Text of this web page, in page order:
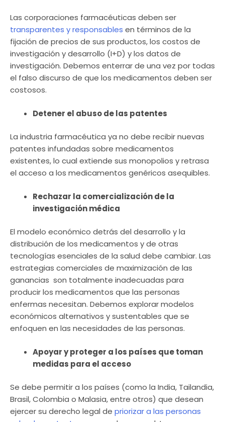
Las corporaciones farmacéuticas deben ser
transparentes y responsables en términos de la
fijación de precios de sus productos, los costos de
investigación y desarrollo (I+D) y los datos de
investigación. Debemos enterrar de una vez por todas
el falso discurso de que los medicamentos deben ser
costosos.
Detener el abuso de las patentes
La industria farmacéutica ya no debe recibir nuevas
patentes infundadas sobre medicamentos
existentes, lo cual extiende sus monopolios y retrasa
el acceso a los medicamentos genéricos asequibles.
Rechazar la comercialización de la
investigación médica
El modelo económico detrás del desarrollo y la
distribución de los medicamentos y de otras
tecnologías esenciales de la salud debe cambiar. Las
estrategias comerciales de maximización de las
ganancias son totalmente inadecuadas para
producir los medicamentos que las personas
enfermas necesitan. Debemos explorar modelos
económicos alternativos y sustentables que se
enfoquen en las necesidades de las personas.
Apoyar y proteger a los países que toman
medidas para el acceso
Se debe permitir a los países (como la India, Tailandia,
Brasil, Colombia o Malasia, entre otros) que desean
ejercer su derecho legal de priorizar a las personas